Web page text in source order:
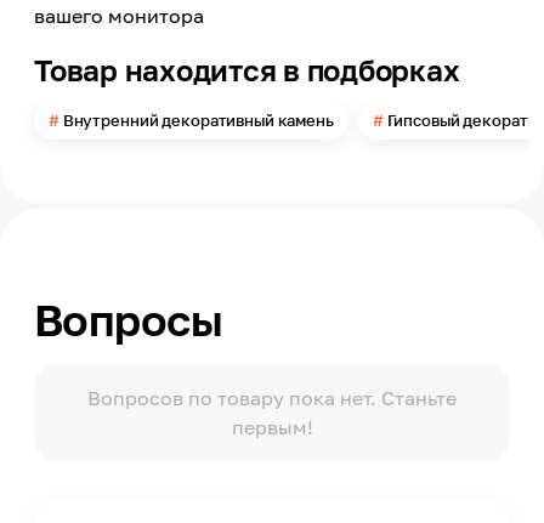
Кол-во штук в 1 кв.м.
Применение
вашего монитора
Товар находится в подборках
Внутренний декоративный камень Гипсовый
Вопросы
Вопросов по товару пока нет. Станьте
первым!